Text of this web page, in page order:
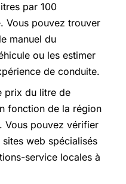
par 100
Vous pouvez trouver
manuel du
ou les estimer
de conduite.
prix du litre de
fonction de la région
Vous pouvez vérifier
web spécialisés
service locales à